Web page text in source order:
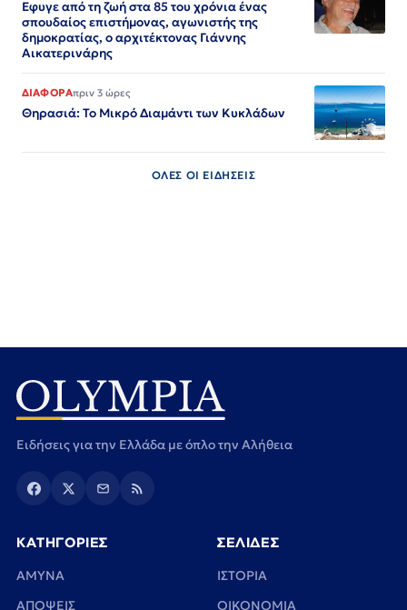
Εφυγε από τη ζωή στα 85 του χρόνια ένας
σπουδαίος επιστήμονας, αγωνιστής της
δημοκρατίας, ο αρχιτέκτονας Γιάννης
Αικατερινάρης
ΔΙΑΦΟΡΑπριν 3 ώρες
Θηρασιά: Το Μικρό Διαμάντι των Κυκλάδων
ΟΛΕΣ ΟΙ ΕΙΔΗΣΕΙΣ
Ειδήσεις για την Ελλάδα με όπλο την Αλήθεια
ΚΑΤΗΓΟΡΙΕΣ
ΑΜΥΝΑ
ΑΠΟΨΕΙΣ
ΣΕΛΙΔΕΣ
ΙΣΤΟΡΙΑ
ΟΙΚΟΝΟΜΙΑ